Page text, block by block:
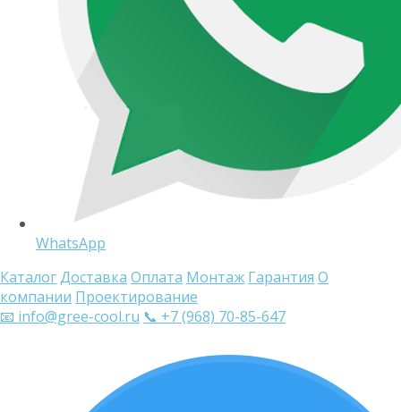
WhatsApp
КаталогДоставка Оплата Монтаж Гарантия О
компании Проектирование
📧 info@gree-cool.ru 📞 +7 (968) 70-85-647